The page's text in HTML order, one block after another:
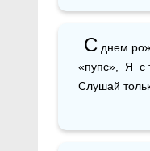
днем
«пупс»,  Я  с
Слушай